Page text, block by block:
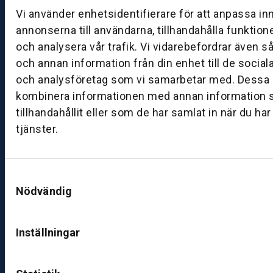
Vi använder enhetsidentifierare för att anpassa
annonserna till användarna, tillhandahålla
och analysera vår trafik. Vi vidarebefordrar även
och annan information från din enhet till de
och analysföretag som vi samarbetar med. Dessa
kombinera informationen med annan information
tillhandahållit eller som de har samlat in när du
tjänster.
Nödvändig
Inställningar
g:
0
0
–
1
7:
0
ut
k
v